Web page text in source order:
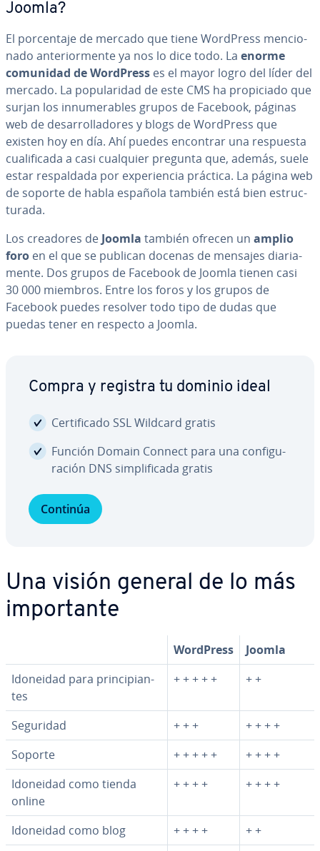
Joomla?
El po­r­ce­n­ta­je de mercado que tiene WordPress me­n­cio­
na­do an­te­rio­r­me­n­te ya nos lo dice todo. La enorme
comunidad de WordPress es el mayor logro del líder del
mercado. La po­pu­la­ri­dad de este CMS ha pro­pi­cia­do que
surjan los in­nu­me­ra­bles grupos de Facebook, páginas
web de de­sa­rro­lla­do­res y blogs de WordPress que
existen hoy en día. Ahí puedes encontrar una respuesta
cua­li­fi­ca­da a casi cualquier pregunta que, además, suele
estar re­s­pa­l­da­da por ex­pe­rie­n­cia práctica. La página web
de soporte de habla española también está bien es­tru­c­
tu­ra­da.
Los creadores de Joomla también ofrecen un amplio
foro en el que se publican docenas de mensajes dia­ria­
me­n­te. Dos grupos de Facebook de Joomla tienen casi
30 000 miembros. Entre los foros y los grupos de
Facebook puedes resolver todo tipo de dudas que
puedas tener en respecto a Joomla.
Compra y registra tu dominio ideal
Ce­r­ti­fi­ca­do SSL Wildcard gratis
Función Domain Connect para una co­n­fi­gu­
ra­ción DNS si­m­pli­fi­ca­da gratis
Continúa
Una visión general de lo más
im­po­r­ta­n­te
WordPress
Joomla
Idoneidad para pri­n­ci­pia­n­
tes
+ + + + + + +
Seguridad + + +
+ + + +
Soporte
+ + + + +
+ + + +
Idoneidad como tienda
online
+ + + + + + + +
Idoneidad como blog + + + +
+ +